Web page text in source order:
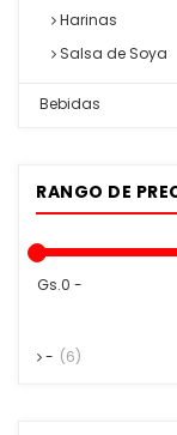
Harinas
Salsa de Soya
Bebidas
RANGO DE
Gs.0 -
- (6)